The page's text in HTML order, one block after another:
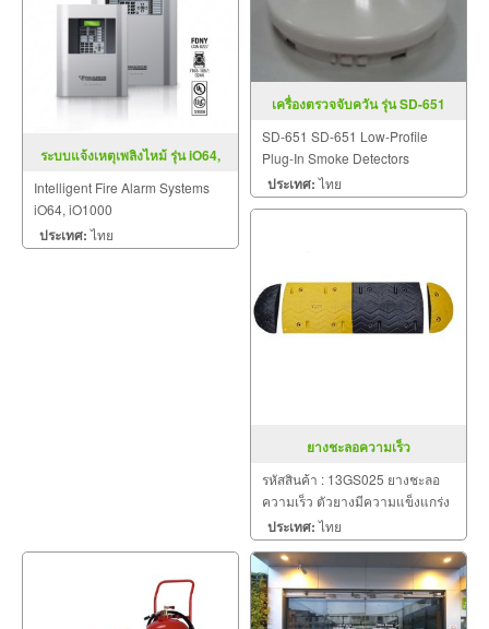
ระบบแจ้งเหตุเพลิงไหม้ รุ่น iO64,
Intelligent Fire Alarm Systems
iO64, iO1000
ประเทศ:ไทย
เครื่องตรวจจับควัน รุ่น SD-651
SD-651 SD-651 Low-Profile
Plug-In Smoke Detectors
ประเทศ:ไทย
ยางชะลอความเร็ว
รหัสสินค้า : 13GS025 ยางชะลอ
ความเร็ว ตัวยางมีความแข็งแกร่ง
ทนทาน สามารถรองรับน้ำหนัง รถ
บรรทุกได้ โดยไม่มีการยุบหรือสึก
กร่อน
ประเทศ:ไทย